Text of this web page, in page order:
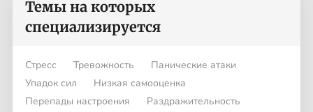
Темы на которых
специализируется
Стресс Тревожность
Панические атаки
Упадок сил
Низкая самооценка
Перепады настроения
Раздражительность